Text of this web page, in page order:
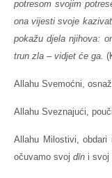
potresom svojim
ona vijesti svoje
pokažu djela njihova:
trun zla – vidjet će ga.
Allahu Svemoćni,
Allahu Sveznajući,
Allahu Milostivi,
očuvamo svoj dīn i svoj